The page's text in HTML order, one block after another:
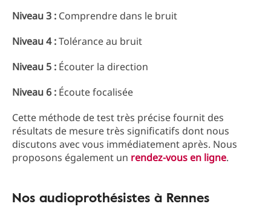
Niveau 3 : Comprendre dans le bruit
Niveau 4 :Tolérance au bruit
Niveau 5 : Écouter la direction
Niveau 6 : Écoute focalisée
Cette méthode de test très précise fournit des
résultats de mesure très significatifs dont nous
discutons avec vous immédiatement après. Nous
proposons également un rendez-vous en ligne.
Nos audioprothésistes à Rennes